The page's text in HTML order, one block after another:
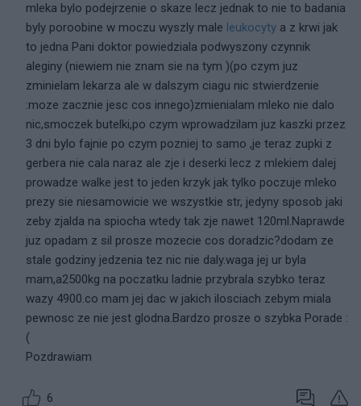
mleka bylo podejrzenie o skaze lecz jednak to nie to badania
byly poroobine w moczu wyszly male leukocyty a z krwi jak
to jedna Pani doktor powiedziala podwyszony czynnik
aleginy (niewiem nie znam sie na tym )(po czym juz
zminielam lekarza ale w dalszym ciagu nic stwierdzenie
:moze zacznie jesc cos innego)zmienialam mleko nie dalo
nic,smoczek butelki,po czym wprowadzilam juz kaszki przez
3 dni bylo fajnie po czym pozniej to samo ,je teraz zupki z
gerbera nie cala naraz ale zje i deserki lecz z mlekiem dalej
prowadze walke jest to jeden krzyk jak tylko poczuje mleko
prezy sie niesamowicie we wszystkie str, jedyny sposob jaki
zeby zjalda na spiocha wtedy tak zje nawet 120ml.Naprawde
juz opadam z sil prosze mozecie cos doradzic?dodam ze
stale godziny jedzenia tez nic nie daly.waga jej ur byla
mam,a2500kg na poczatku ladnie przybrala szybko teraz
wazy 4900.co mam jej dac w jakich ilosciach zebym miala
pewnosc ze nie jest glodna.Bardzo prosze o szybka Porade :
(
Pozdrawiam
6